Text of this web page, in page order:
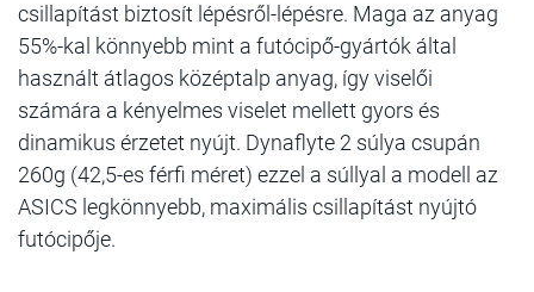
csillapítást biztosít lépésről-lépésre. Maga az anyag
55%-kal könnyebb mint a futócipő-gyártók által
használt átlagos középtalp anyag, így viselői
számára a kényelmes viselet mellett gyors és
dinamikus érzetet nyújt. Dynaflyte 2 súlya csupán
260g (42,5-es férfi méret) ezzel a súllyal a modell az
ASICS legkönnyebb, maximális csillapítást nyújtó
futócipője.